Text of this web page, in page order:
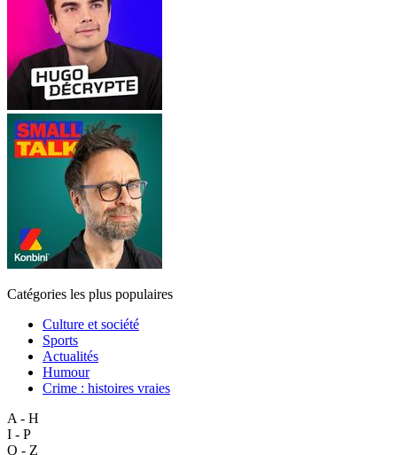
Catégories les plus populaires
Culture et société
Sports
Actualités
Humour
Crime : histoires vraies
A - H
I - P
Q - Z